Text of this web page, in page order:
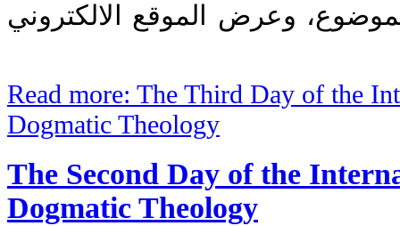
وعرض الموقع الالكتروني
Read more: The Third Day of the
Dogmatic Theology
The Second Day of the
Dogmatic Theology